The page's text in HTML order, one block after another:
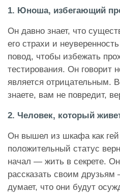
1. Юноша, избегающий
Он давно знает, что
его страхи и
повод, чтобы избежать
тестирования. Он говорит
является отрицательным.
знаете, вам не повредит,
2. Человек, который
Он вышел из шкафа как гей
положительный статус
начал — жить в секрете.
рассказать своим
думает, что они будут